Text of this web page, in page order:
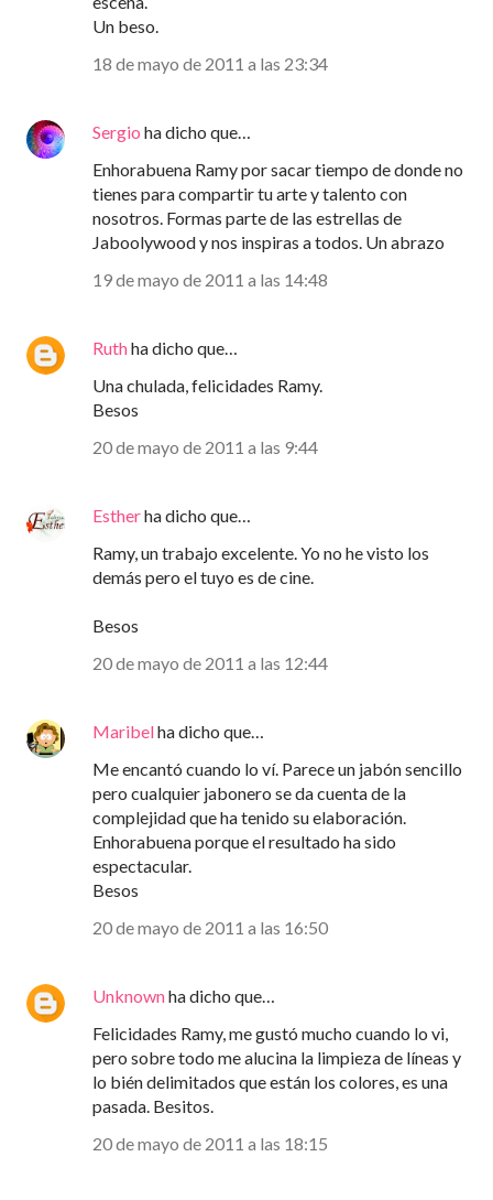
Un beso.
18 de mayo de 2011 a las 23:34
Sergio ha dicho que…
Enhorabuena Ramy por sacar tiempo de donde no
tienes para compartir tu arte y talento con
nosotros. Formas parte de las estrellas de
Jaboolywood y nos inspiras a todos. Un abrazo
19 de mayo de 2011 a las 14:48
Ruthha dicho que…
Una chulada, felicidades Ramy.
Besos
20 de mayo de 2011 a las 9:44
Estherha dicho que…
Ramy, un trabajo excelente. Yo no he visto los
demás pero el tuyo es de cine.
Besos
20 de mayo de 2011 a las 12:44
Maribelha dicho que…
Me encantó cuando lo ví. Parece un jabón sencillo
pero cualquier jabonero se da cuenta de la
complejidad que ha tenido su elaboración.
Enhorabuena porque el resultado ha sido
espectacular.
Besos
20 de mayo de 2011 a las 16:50
Unknownha dicho que…
Felicidades Ramy, me gustó mucho cuando lo vi,
pero sobre todo me alucina la limpieza de líneas y
lo bién delimitados que están los colores, es una
pasada. Besitos.
20 de mayo de 2011 a las 18:15